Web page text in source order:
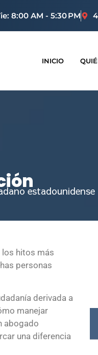
8:00 AM - 5:30 PM
INICIO
estadounidense
los hitos más
personas
derivada a
manejar
abogado
una diferencia